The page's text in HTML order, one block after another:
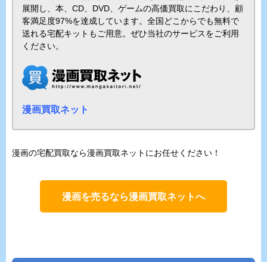
展開し、本、CD、DVD、ゲームの高価買取にこだわり、顧
客満足度97%を達成しています。全国どこからでも無料で
送れる宅配キットもご用意。ぜひ当社のサービスをご利用
ください。
漫画買取ネット
漫画の宅配買取なら漫画買取ネットにお任せください！
漫画を売るなら漫画買取ネットへ